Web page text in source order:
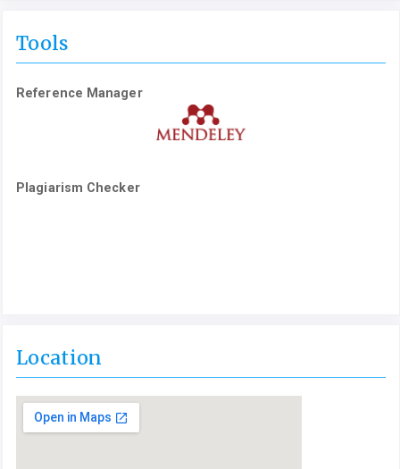
Tools
Reference Manager
Plagiarism Checker
Location